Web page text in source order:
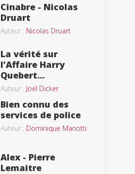
Cinabre - Nicolas
Druart
Auteur : Nicolas Druart
La vérité sur
l’Affaire Harry
Quebert...
Auteur : Joël Dicker
Bien connu des
services de police
Auteur : Dominique Manotti
Alex - Pierre
Lemaitre